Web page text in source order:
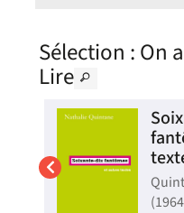
Sélection : On
Lire